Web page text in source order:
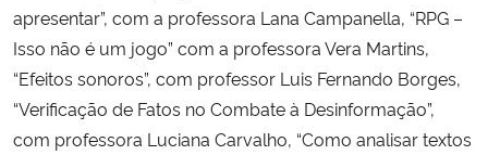
apresentar”, com a professora Lana Campanella, “RPG –
Isso não é um jogo” com a professora Vera Martins,
“Efeitos sonoros”, com professor Luis Fernando Borges,
“Verificação de Fatos no Combate à Desinformação”,
com professora Luciana Carvalho, “Como analisar textos